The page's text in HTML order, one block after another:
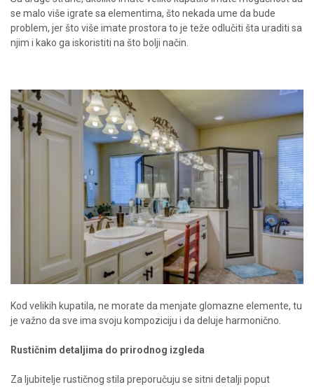
se malo više igrate sa elementima, što nekada ume da bude
problem, jer što više imate prostora to je teže odlučiti šta uraditi sa
njim i kako ga iskoristiti na što bolji način.
Kod velikih kupatila, ne morate da menjate glomazne elemente, tu
je važno da sve ima svoju kompoziciju i da deluje harmonično.
Rustičnim detaljima do prirodnog izgleda
Za ljubitelje rustičnog stila preporučuju se sitni detalji poput